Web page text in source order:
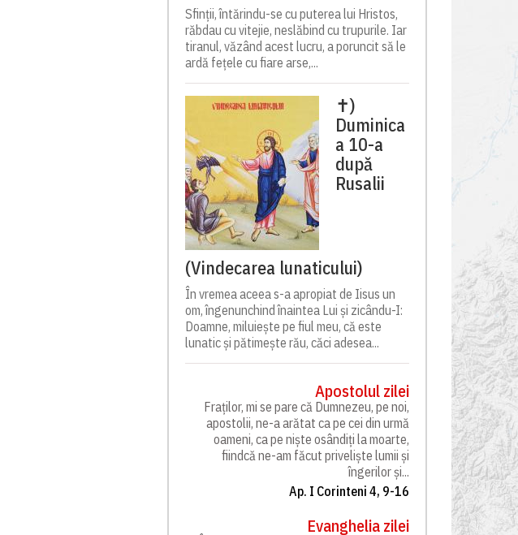
Sfinții, întărindu-se cu puterea lui Hristos,
răbdau cu vitejie, neslăbind cu trupurile. Iar
tiranul, văzând acest lucru, a poruncit să le
ardă fețele cu fiare arse,...
✝)
Duminica
a 10-a
după
Rusalii
(Vindecarea lunaticului)
În vremea aceea s-a apropiat de Iisus un
om, îngenunchind înaintea Lui și zicându-I:
Doamne, miluiește pe fiul meu, că este
lunatic și pătimește rău, căci adesea...
Apostolul zilei
Fraților, mi se pare că Dumnezeu, pe noi,
apostolii, ne-a arătat ca pe cei din urmă
oameni, ca pe niște osândiți la moarte,
fiindcă ne-am făcut priveliște lumii și
îngerilor și...
Ap. I Corinteni 4, 9-16
Evanghelia zilei